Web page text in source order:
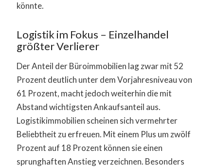
könnte.
Logistik im Fokus – Einzelhandel
größter Verlierer
Der Anteil der Büroimmobilien lag zwar mit 52
Prozent deutlich unter dem Vorjahresniveau von
61 Prozent, macht jedoch weiterhin die mit
Abstand wichtigsten Ankaufsanteil aus.
Logistikimmobilien scheinen sich vermehrter
Beliebtheit zu erfreuen. Mit einem Plus um zwölf
Prozent auf 18 Prozent können sie einen
sprunghaften Anstieg verzeichnen. Besonders